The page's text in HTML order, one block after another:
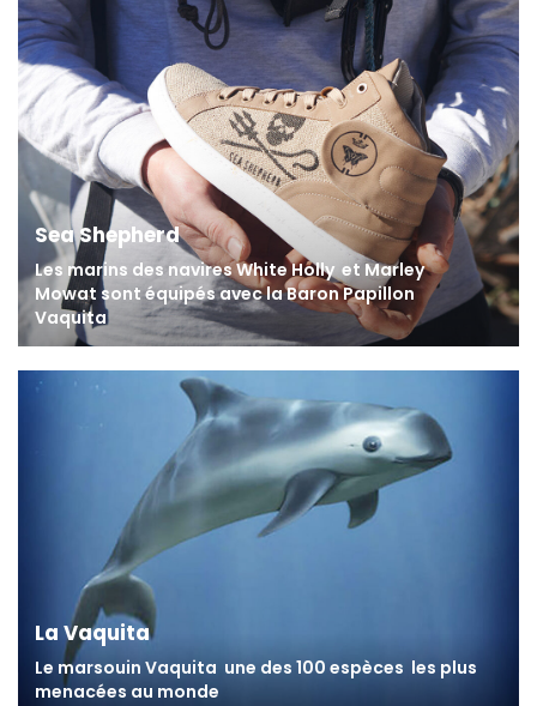
Sea Shepherd
Les marins des navires White Holly et Marley
Mowat sont équipésavec la Baron Papillon
Vaquita
La Vaquita
Le marsouin Vaquita une des 100 espèces les plus
menacées au monde